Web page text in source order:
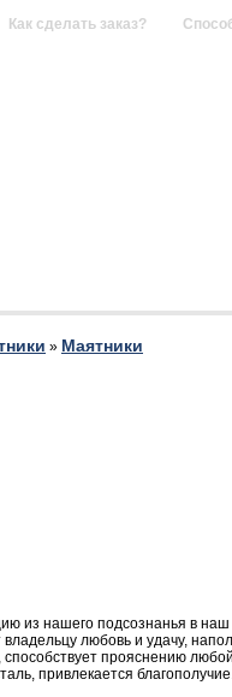
Как сделать заказ?
» Маятники
из нашего подсознанья в
любовь и удачу,
способствует прояснению
привлекается